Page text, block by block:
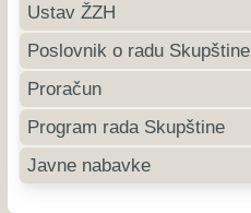
Ustav ŽZH
Poslovnik o radu Skupštine
Proračun
Program rada Skupštine
Javne nabavke